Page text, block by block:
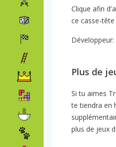
Clique afin
ce casse-
Plus de
Si tu aimes
te tiendra en
plus de jeux